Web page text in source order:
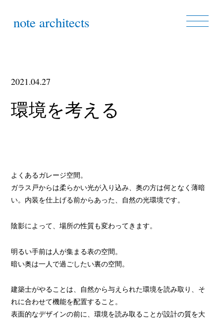
note architects
2021.04.27
環境を考える
よくあるガレージ空間。
ガラス戸からは柔らかい光が入り込み、奥の方は何となく薄暗
い。内装を仕上げる前からあった、自然の光環境です。
陰影によって、場所の性質も変わってきます。
明るい手前は人が集まる表の空間。
暗い奥は一人で過ごしたい裏の空間。
建築士がやることは、自然から与えられた環境を読み取り、そ
れに合わせて機能を配置すること。
表面的なデザインの前に、環境を読み取ることが設計の質を大